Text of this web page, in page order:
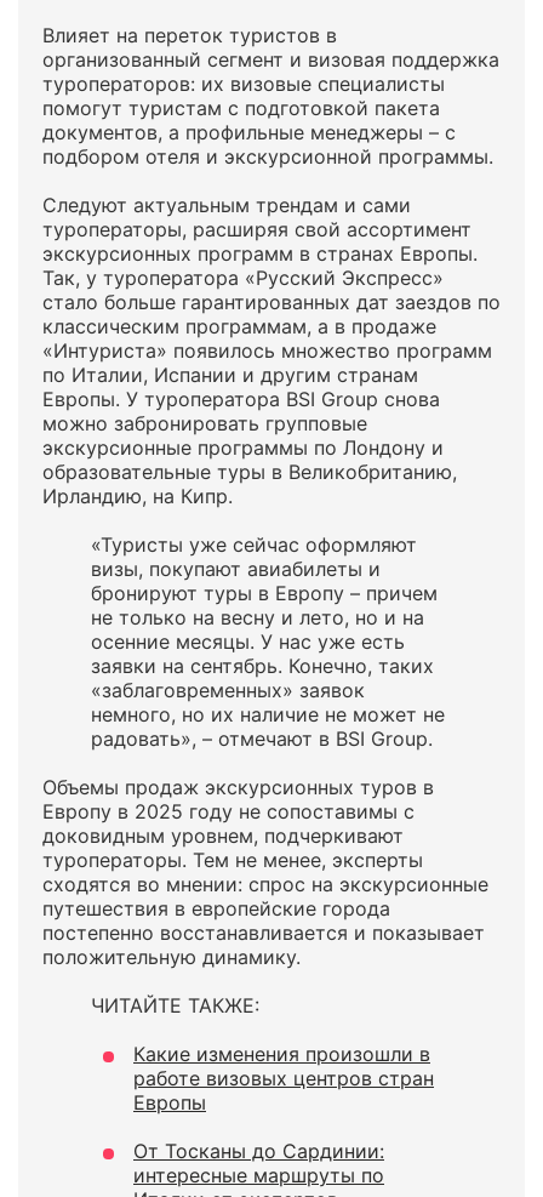
Влияет на переток туристов в
организованный сегмент и визовая поддержка
туроператоров: их визовые специалисты
помогут туристам с подготовкой пакета
документов, а профильные менеджеры – с
подбором отеля и экскурсионной программы.
Следуют актуальным трендам и сами
туроператоры, расширяя свой ассортимент
экскурсионных программ в странах Европы.
Так, у туроператора «Русский Экспресс»
стало больше гарантированных дат заездов по
классическим программам, а в продаже
«Интуриста» появилось множество программ
по Италии, Испании и другим странам
Европы. У туроператора BSI Group снова
можно забронировать групповые
экскурсионные программы по Лондону и
образовательные туры в Великобританию,
Ирландию, на Кипр.
«Туристы уже сейчас оформляют
визы, покупают авиабилеты и
бронируют туры в Европу – причем
не только на весну и лето, но и на
осенние месяцы. У нас уже есть
заявки на сентябрь. Конечно, таких
«заблаговременных» заявок
немного, но их наличие не может не
радовать», – отмечают в BSI Group.
Объемы продаж экскурсионных туров в
Европу в 2025 году не сопоставимы с
доковидным уровнем, подчеркивают
туроператоры. Тем не менее, эксперты
сходятся во мнении: спрос на экскурсионные
путешествия в европейские города
постепенно восстанавливается и показывает
положительную динамику.
ЧИТАЙТЕ ТАКЖЕ:
Какие изменения произошли в
работе визовых центров стран
Европы
От Тосканы до Сардинии:
интересные маршруты по